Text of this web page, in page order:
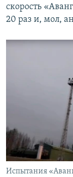
скорость
20 раз и, мол,
Испытания